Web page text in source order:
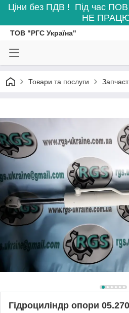
Ціни без ПДВ ! Під час
НЕ
ТОВ "РГС Україна"
Товари та послуги
Гідроциліндр опори